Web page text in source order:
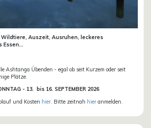
Wildtiere, Auszeit, Ausruhen, leckeres
Essen...
Ashtanga Übenden - egal ob seit Kurzem oder seit
Plätze.
- 13. bis 16. SEPTEMBER 2026
und Kosten hier . Bitte zeitnah hier anmelden.